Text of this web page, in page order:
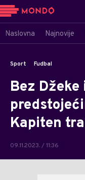
Naslovna Najnovije
Sport Fudbal
Bez
Kapiten
09.11.2023. / 11:36